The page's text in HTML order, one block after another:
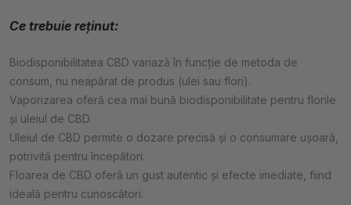
Ce trebuie reținut:
Biodisponibilitatea CBD variază în funcție de metoda de
consum, nu neapărat de produs (ulei sau flori).
Vaporizarea oferă cea mai bună biodisponibilitate pentru florile
și uleiul de CBD.
Uleiul de CBD permite o dozare precisă și o consumare ușoară,
potrivită pentru începători.
Floarea de CBD oferă un gust autentic și efecte imediate, fiind
ideală pentru cunoscători.